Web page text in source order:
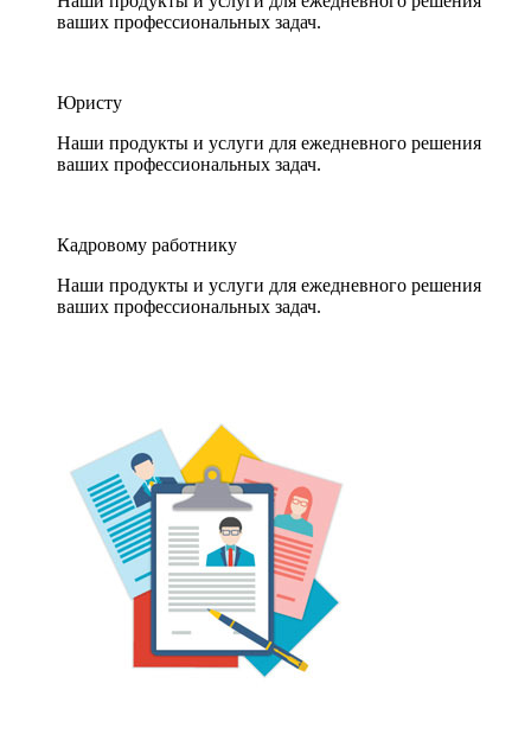
ваших профессиональных задач.
Юристу
Наши продукты и услуги для ежедневного решения
ваших профессиональных задач.
Кадровому работнику
Наши продукты и услуги для ежедневного решения
ваших профессиональных задач.